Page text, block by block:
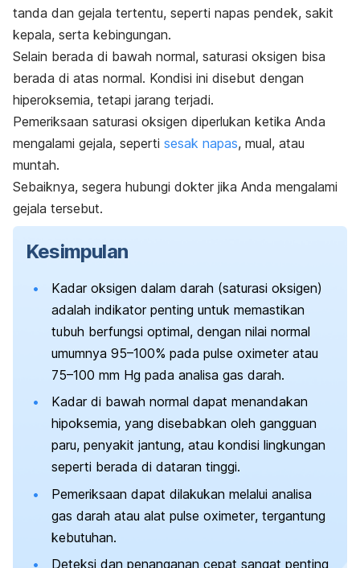
tanda dan gejala tertentu, seperti napas pendek, sakit
kepala, serta kebingungan.
Selain berada di bawah normal, saturasi oksigen bisa
berada di atas normal. Kondisi ini disebut dengan
hiperoksemia, tetapi jarang terjadi.
Pemeriksaan saturasi oksigen diperlukan ketika Anda
mengalami gejala, seperti sesak napas, mual, atau
muntah.
Sebaiknya, segera hubungi dokter jika Anda mengalami
gejala tersebut.
Kesimpulan
Kadar oksigen dalam darah (saturasi oksigen)
adalah indikator penting untuk memastikan
tubuh berfungsi optimal, dengan nilai normal
umumnya 95–100% pada pulse oximeteratau
75–100 mm Hg pada analisa gas darah.
Kadar di bawah normal dapat menandakan
hipoksemia, yang disebabkan oleh gangguan
paru, penyakit jantung, atau kondisi lingkungan
seperti berada di dataran tinggi.
Pemeriksaan dapat dilakukan melalui analisa
gas darah atau alat pulse oximeter, tergantung
kebutuhan.
Deteksi dan penanganan cepat sangat penting